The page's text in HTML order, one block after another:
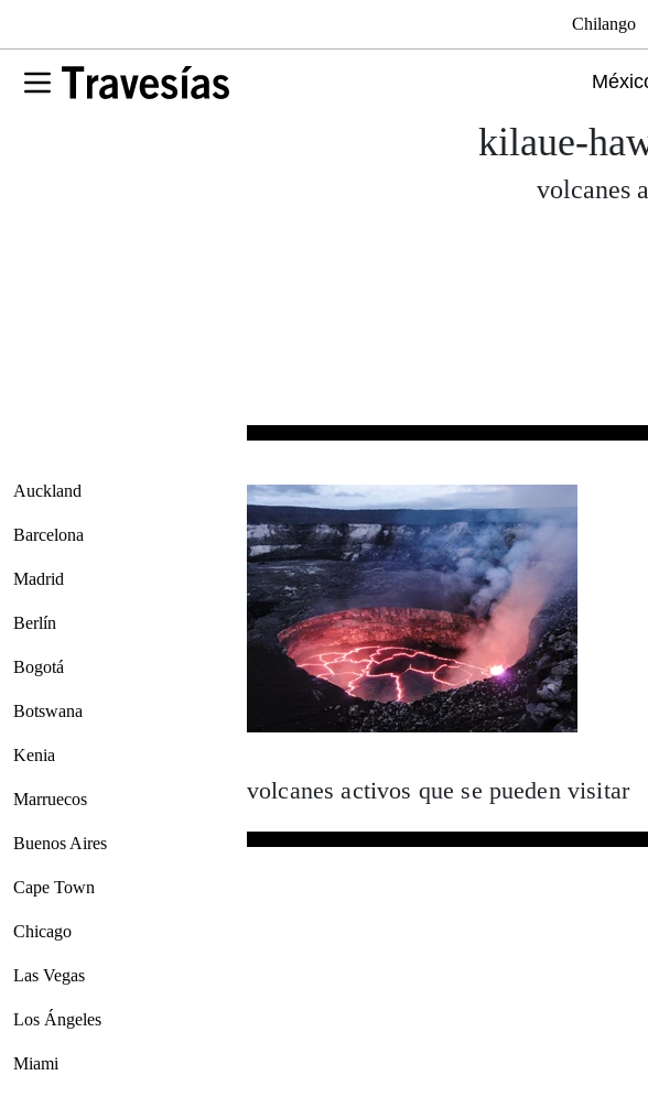
Chilango
kilaue-
volcanes
Auckland
Barcelona
Madrid
Berlín
Bogotá
Botswana
Kenia
Marruecos
Buenos Aires
Cape Town
Chicago
Las Vegas
Los Ángeles
Miami
volcanes activos que se pueden visitar